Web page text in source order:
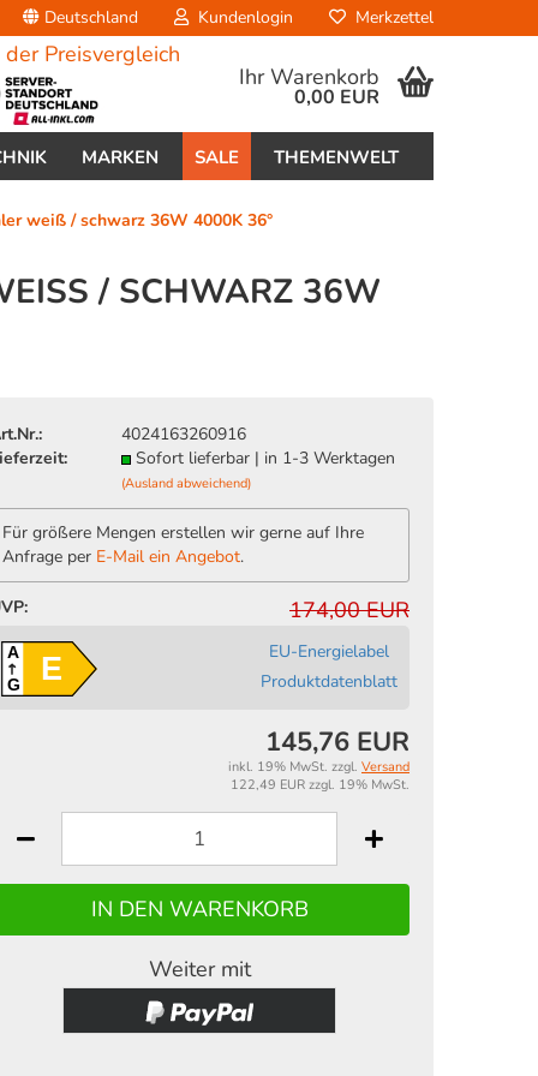
Deutschland Kundenlogin
vergessen?
Merkzettel
Ihr Warenkorb
0,00 EUR
MARKEN SALE THEMENWELT
weiß / schwarz 36W 4000K 36°
/ SCHWARZ 36W 4
4024163260916
Sofort lieferbar | in 1-3 Werktagen
(Ausland abweichend)
Für größere Mengen erstellen wir gerne auf Ihre
Anfrage per E-Mail ein Angebot.
174,00 EUR
A
GE
EU-Energielabel
Produktdatenblatt
145,76 EUR
inkl. 19% MwSt. zzgl. Versand
122,49 EUR zzgl. 19% MwSt.
Weiter mit